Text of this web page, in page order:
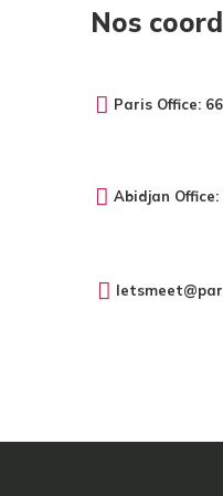
Nos
Paris Office:
Abidjan